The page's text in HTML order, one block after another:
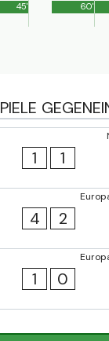
45' 60'
1 1
4 2
1 0